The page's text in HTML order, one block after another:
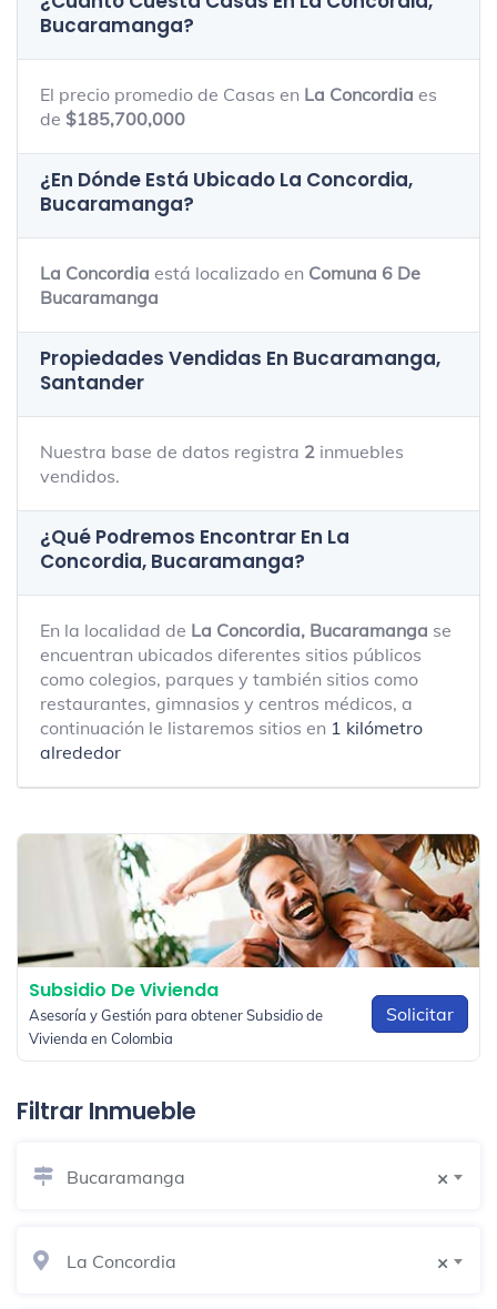
Bucaramanga?
El precio promedio de Casas en La Concordia es
de $185,700,000
¿En Dónde Está Ubicado La Concordia,
Bucaramanga?
La Concordia está localizado en Comuna 6 De
Bucaramanga
Propiedades Vendidas En Bucaramanga,
Santander
Nuestra base de datos registra 2 inmuebles
vendidos.
¿Qué Podremos Encontrar En La
Concordia, Bucaramanga?
En la localidad de La Concordia, Bucaramanga se
encuentran ubicados diferentes sitios públicos
como colegios, parques y también sitios como
restaurantes, gimnasios y centros médicos, a
continuación le listaremos sitios en 1 kilómetro
alrededor
Subsidio De Vivienda
Asesoría y Gestión para obtener Subsidio de
Vivienda en Colombia
Solicitar
Filtrar Inmueble
×
Bucaramanga
×
La Concordia